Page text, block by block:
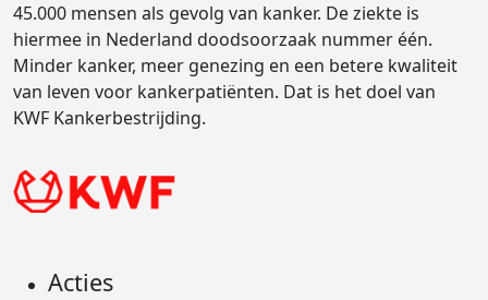
45.000 mensen als gevolg van kanker. De ziekte is
hiermee in Nederland doodsoorzaak nummer één.
Minder kanker, meer genezing en een betere kwaliteit
van leven voor kankerpatiënten. Dat is het doel van
KWF Kankerbestrijding.
Acties